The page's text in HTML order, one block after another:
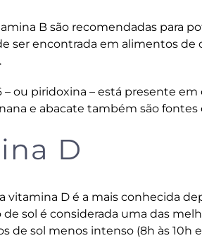
B são recomendadas para
ser encontrada em alimentos de
– ou piridoxina – está presente
e abacate também são
D
vitamina D é a mais conhecida
sol é considerada uma das
de sol menos intenso (8h às 10h